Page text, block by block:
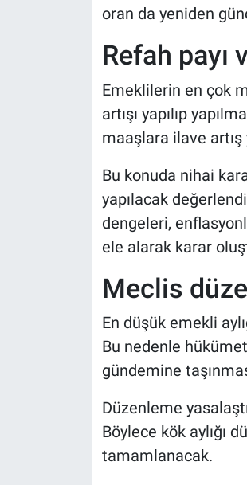
oran da yeniden
Refah payı
Emeklilerin en çok
artışı yapılıp
maaşlara ilave artış
Bu konuda nihai
yapılacak
dengeleri,
ele alarak karar
Meclis
En düşük emekli
Bu nedenle
gündemine
Düzenleme
Böylece kök aylığı
tamamlanacak.